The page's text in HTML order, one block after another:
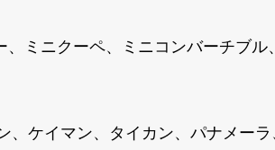
ミニクーペ、ミニコンバーチブル
ケイマン、タイカン、パナメーラ